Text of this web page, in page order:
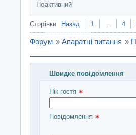
Неактивний
Сторінки Назад 1 … 4
Форум » Апаратні питання »
Швидке повідомлення
Введіть повідомлення і
Нік гостя
Повідомлення